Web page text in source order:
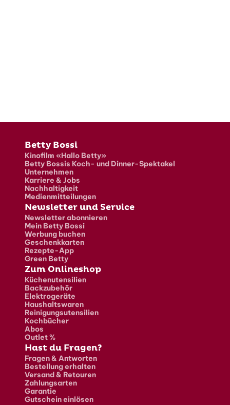
Fusszeile
Betty Bossi
Kinofilm «Hallo Betty»
Betty Bossis Koch- und Dinner-Spektakel
Unternehmen
Karriere & Jobs
Nachhaltigkeit
Medienmitteilungen
Newsletter und Service
Newsletter abonnieren
Mein Betty Bossi
Werbung buchen
Geschenkkarten
Rezepte-App
Green Betty
Zum Onlineshop
Küchenutensilien
Backzubehör
Elektrogeräte
Haushaltswaren
Reinigungsutensilien
Kochbücher
Abos
Outlet %
Hast du Fragen?
Fragen & Antworten
Bestellung erhalten
Versand & Retouren
Zahlungsarten
Garantie
Gutschein einlösen